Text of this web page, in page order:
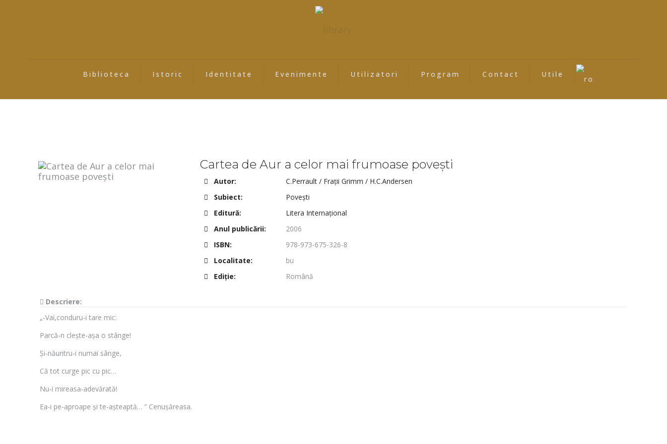
Biblioteca Istoric Identitate Evenimente Utilizatori Program Contact Utile
Cartea de Aur a celor mai frumoase povești
Autor:
C.Perrault / Frații Grimm / H.C.Andersen
Subiect:
Povești
Editură:
Litera Internațional
Anul publicării:
2006
ISBN:
978-973-675-326-8
Localitate:
bu
Ediţie:
Română
Descriere:
„-Vai,conduru-i tare mic:
Parcă-n clește-așa o stânge!
Și-năuntru-i numai sânge,
Că tot curge pic cu pic…
Nu-i mireasa-adevărată!
Ea-i pe-aproape și te-așteaptă… ” Cenușăreasa.